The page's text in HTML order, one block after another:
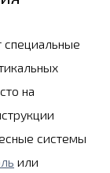
на
системы
или